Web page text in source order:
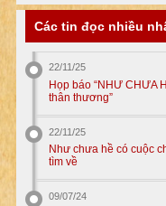
Các tin đọc nhiều
22/11/25
Họp báo “NHƯ CHƯA
thân thương”
22/11/25
Như chưa hề có cuộc
tìm về
09/07/24